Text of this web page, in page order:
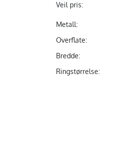
Veil pris:
Metall:
Overflate:
Bredde:
Ringstørrelse: